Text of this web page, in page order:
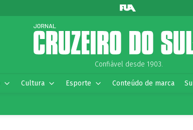
Confiável desde 1903.
Cultura Esporte Conteúdo de marca